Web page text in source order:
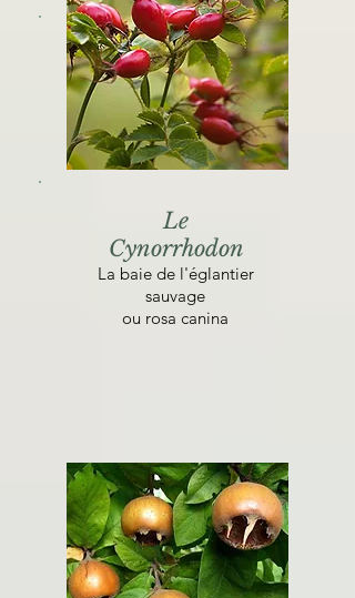
Le potiron
Tout sur le potiron
Le
Cynorrhodon
La baie de l'églantier
sauvage
ou rosa canina